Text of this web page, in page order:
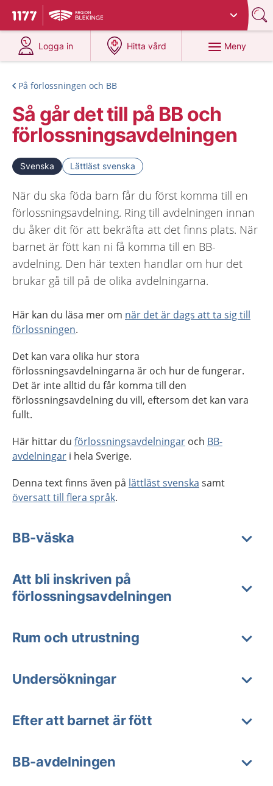
Till startsidan för 1177
Du har valt region
Logga in
på 1177.se
Hitta vård
på 1177.se
Meny
På förlossningen och BB
Så går det till på BB och
förlossningsavdelningen
Svenska Lättläst svenska
När du ska föda barn får du först komma till en
förlossningsavdelning. Ring till avdelningen innan
du åker dit för att bekräfta att det finns plats. När
barnet är fött kan ni få komma till en BB-
avdelning. Den här texten handlar om hur det
brukar gå till på de olika avdelningarna.
Här kan du läsa mer om när det är dags att ta sig till
förlossningen.
Det kan vara olika hur stora
förlossningsavdelningarna är och hur de fungerar.
Det är inte alltid du får komma till den
förlossningsavdelning du vill, eftersom det kan vara
fullt.
Här hittar du förlossningsavdelningar och BB-
avdelningar i hela Sverige.
Denna text finns även på lättläst svenska samt
översatt till flera språk.
BB-väska
Att bli inskriven på
förlossningsavdelningen
Rum och utrustning
Undersökningar
Efter att barnet är fött
BB-avdelningen